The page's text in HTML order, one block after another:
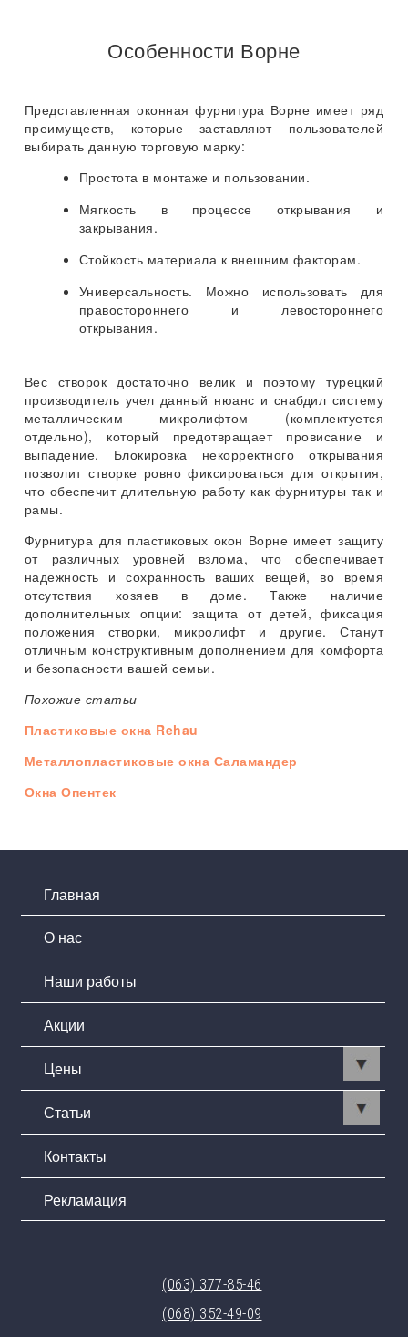
Особенности Ворне
Представленная оконная фурнитура Ворне имеет ряд
преимуществ, которые заставляют пользователей
выбирать данную торговую марку:
Простота в монтаже и пользовании.
Мягкость в процессе открывания и
закрывания.
Стойкость материала к внешним факторам.
Универсальность. Можно использовать для
правостороннего и левостороннего
открывания.
Вес створок достаточно велик и поэтому турецкий
производитель учел данный нюанс и снабдил систему
металлическим микролифтом (комплектуется
отдельно), который предотвращает провисание и
выпадение. Блокировка некорректного открывания
позволит створке ровно фиксироваться для открытия,
что обеспечит длительную работу как фурнитуры так и
рамы.
Фурнитура для пластиковых окон Ворне имеет защиту
от различных уровней взлома, что обеспечивает
надежность и сохранность ваших вещей, во время
отсутствия хозяев в доме. Также наличие
дополнительных опции: защита от детей, фиксация
положения створки, микролифт и другие. Станут
отличным конструктивным дополнением для комфорта
и безопасности вашей семьи.
Похожие статьи
Пластиковые окна Rehau
Металлопластиковые окна Саламандер
Окна Опентек
Главная
О нас
Наши работы
Акции
Цены
Статьи
Контакты
Рекламация
(063) 377-85-46
(068) 352-49-09